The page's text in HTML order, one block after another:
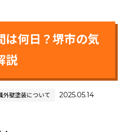
は何日？堺市の気
説
外壁塗装について
2025.05.14